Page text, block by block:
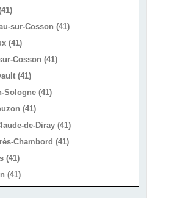
sur-Cosson (41)
(41)
Cosson (41)
(41)
Sologne (41)
(41)
de-Diray (41)
Chambord (41)
(41)
(41)